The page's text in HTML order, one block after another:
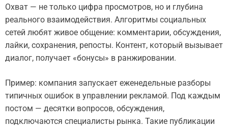
Охват — не только цифра просмотров, но и глубина
реального взаимодействия. Алгоритмы социальных
сетей любят живое общение: комментарии, обсуждения,
лайки, сохранения, репосты. Контент, который вызывает
диалог, получает «бонусы» в ранжировании.
Пример: компания запускает еженедельные разборы
типичных ошибок в управлении рекламой. Под каждым
постом — десятки вопросов, обсуждения,
подключаются специалисты рынка. Такие публикации